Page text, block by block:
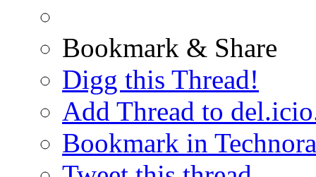
Bookmark & Share
Digg this Thread!
Add Thread to
Bookmark in